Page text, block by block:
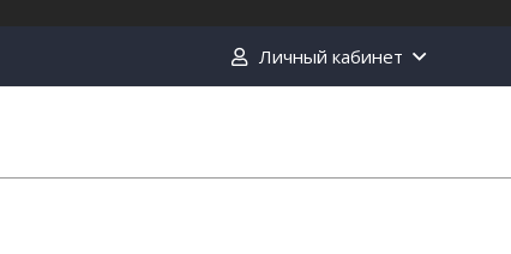
Личный кабинет